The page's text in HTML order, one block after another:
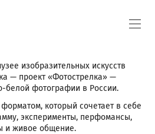
изобразительных искусств
— проект «Фотострелка» —
белой фотографии в России.
который сочетает в себе
эксперименты, перфомансы,
и живое общение.